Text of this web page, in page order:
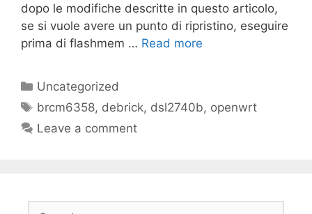
dopo le modifiche descritte in questo articolo,
se si vuole avere un punto di ripristino, eseguire
prima di flashmem … Read more
Categories
Uncategorized
Tags
brcm6358, debrick, dsl2740b, openwrt
Leave a comment